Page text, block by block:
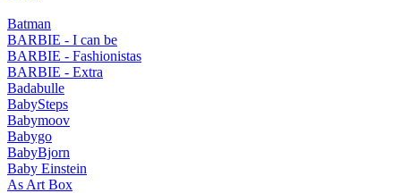
Batman
BARBIE - I can be
BARBIE - Fashionistas
BARBIE - Extra
Badabulle
BabySteps
Babymoov
Babygo
BabyBjorn
Baby Einstein
As Art Box